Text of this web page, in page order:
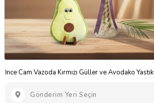
İnce Cam Vazoda Kırmızı Güller ve Avodako Yastık
Gönderim Yeri Seçin